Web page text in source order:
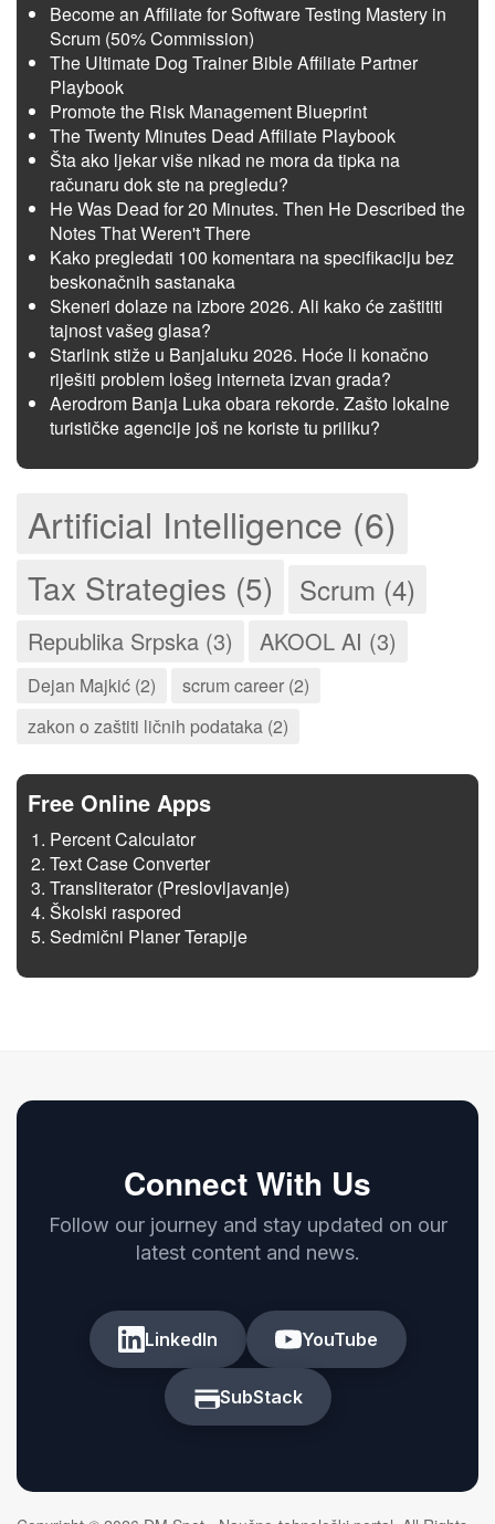
Become an Affiliate for Software Testing Mastery in
Scrum (50% Commission)
The Ultimate Dog Trainer Bible Affiliate Partner
Playbook
Promote the Risk Management Blueprint
The Twenty Minutes Dead Affiliate Playbook
Šta ako ljekar više nikad ne mora da tipka na
računaru dok ste na pregledu?
He Was Dead for 20 Minutes. Then He Described the
Notes That Weren't There
Kako pregledati 100 komentara na specifikaciju bez
beskonačnih sastanaka
Skeneri dolaze na izbore 2026. Ali kako će zaštititi
tajnost vašeg glasa?
Starlink stiže u Banjaluku 2026. Hoće li konačno
riješiti problem lošeg interneta izvan grada?
Aerodrom Banja Luka obara rekorde. Zašto lokalne
turističke agencije još ne koriste tu priliku?
Artificial Intelligence (6)
Tax Strategies (5) Scrum (4)
Republika Srpska (3) AKOOL AI (3)
Dejan Majkić (2)
scrum career (2)
zakon o zaštiti ličnih podataka (2)
Free Online Apps
Percent Calculator
Text Case Converter
Transliterator (Preslovljavanje)
Školski raspored
Sedmični Planer Terapije
Connect With Us
Follow our journey and stay updated on our
latest content and news.
LinkedIn YouTube
SubStack